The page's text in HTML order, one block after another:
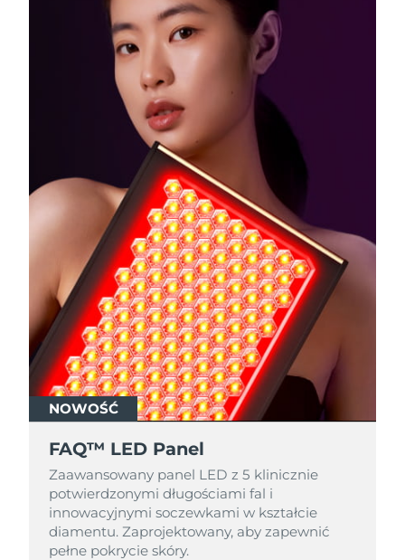
NOWOŚĆ
FAQ™ LED Panel
Zaawansowany panel LED z 5 klinicznie
potwierdzonymi długościami fal i
innowacyjnymi soczewkami w kształcie
diamentu. Zaprojektowany, aby zapewnić
pełne pokrycie skóry.